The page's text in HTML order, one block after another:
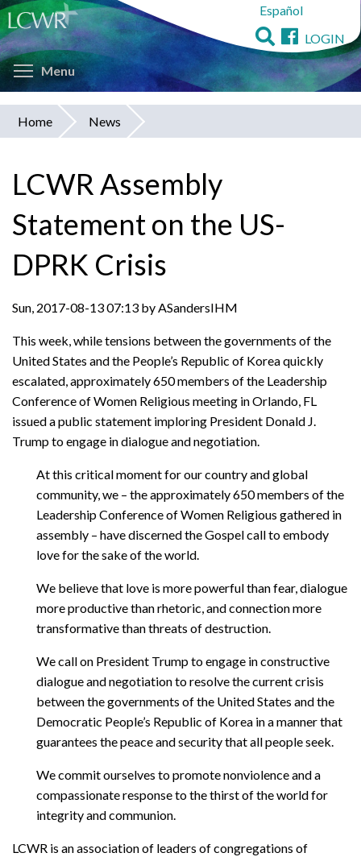
Skip
to
main
content
Español
LOGIN
Menu Toggle menu visibility
You
here
Home News
LCWR Assembly
Statement on the US-
DPRK Crisis
Sun, 2017-08-13 07:13 by ASandersIHM
This week, while tensions between the governments of the
United States and the People’s Republic of Korea quickly
escalated, approximately 650 members of the Leadership
Conference of Women Religious meeting in Orlando, FL
issued a public statement imploring President Donald J.
Trump to engage in dialogue and negotiation.
At this critical moment for our country and global
community, we – the approximately 650 members of the
Leadership Conference of Women Religious gathered in
assembly – have discerned the Gospel call to embody
love for the sake of the world.
We believe that love is more powerful than fear, dialogue
more productive than rhetoric, and connection more
transformative than threats of destruction.
We call on President Trump to engage in constructive
dialogue and negotiation to resolve the current crisis
between the governments of the United States and the
Democratic People’s Republic of Korea in a manner that
guarantees the peace and security that all people seek.
We commit ourselves to promote nonviolence and a
compassionate response to the thirst of the world for
integrity and communion.
LCWR is an association of leaders of congregations of